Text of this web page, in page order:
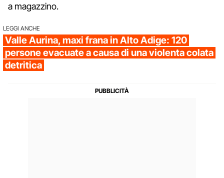
a magazzino.
LEGGI ANCHE
Valle Aurina, maxi frana in Alto Adige: 120
persone evacuate a causa di una violenta colata
detritica